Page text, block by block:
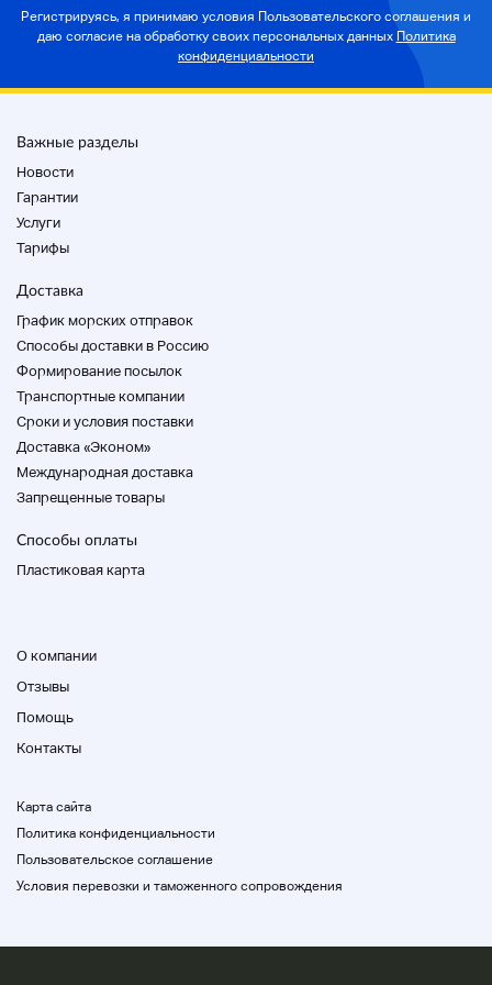
>>> Об использованных продуктах Состояние и
степень являются личными. Поскольку это
используемый продукт, есть мелкие царапины и грязь.
Пожалуйста, делайте ставки, только если вы
Регистрируясь, я принимаю условия Пользовательского соглашения и
даю согласие на обработку своих персональных данных Политика
конфиденциальности
Важные разделы
Новости
Гарантии
Услуги
Тарифы
Доставка
График морских отправок
Способы доставки в Россию
Формирование посылок
Транспортные компании
Cроки и условия поставки
Доставка «Эконом»
Международная доставка
Запрещенные товары
Способы оплаты
Пластиковая карта
О компании
Отзывы
Помощь
Контакты
Карта сайта
Политика конфиденциальности
Пользовательское соглашение
Условия перевозки и таможенного сопровождения